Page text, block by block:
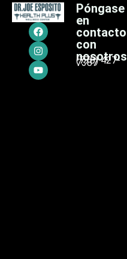
Póngase
en
contacto
con
nosotros
(770) 427-
7387